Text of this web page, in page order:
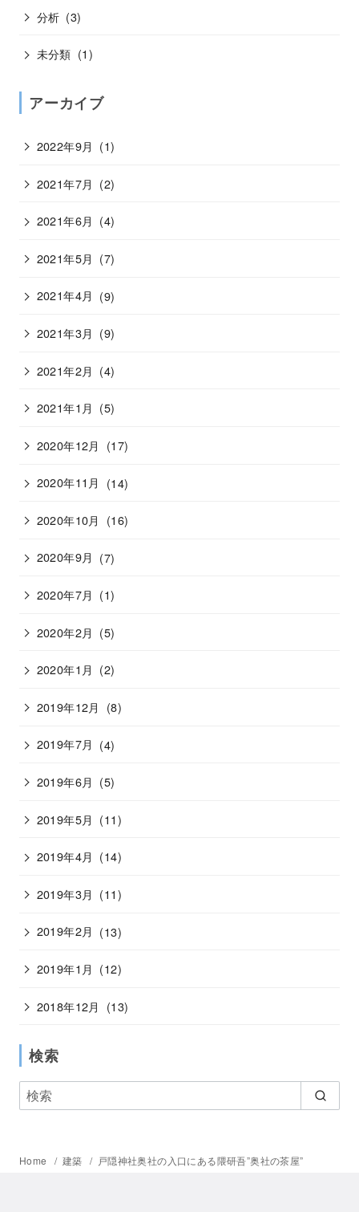
分析 (3)
未分類 (1)
アーカイブ
2022年9月 (1)
2021年7月 (2)
2021年6月 (4)
2021年5月 (7)
2021年4月 (9)
2021年3月 (9)
2021年2月 (4)
2021年1月 (5)
2020年12月 (17)
2020年11月 (14)
2020年10月 (16)
2020年9月 (7)
2020年7月 (1)
2020年2月 (5)
2020年1月 (2)
2019年12月 (8)
2019年7月 (4)
2019年6月 (5)
2019年5月 (11)
2019年4月 (14)
2019年3月 (11)
2019年2月 (13)
2019年1月 (12)
2018年12月 (13)
検索
Home 建築 戸隠神社奥社の入口にある隈研吾”奥社の茶屋”